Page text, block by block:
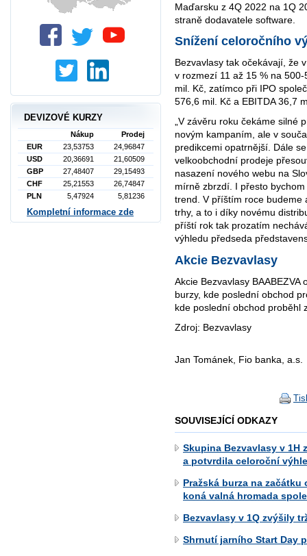
Maďarsku z 4Q 2022 na 1Q
straně dodavatele software.
Snížení celoročního
Bezvavlasy tak očekávají, že
v rozmezí 11 až 15 % na
mil. Kč, zatímco při IPO
576,6 mil. Kč a EBITDA 36,7
„V závěru roku čekáme silné
novým kampaním, ale v
predikcemi opatrnější. Dále
velkoobchodní prodeje
nasazení nového webu na
mírně zbrzdí. I přesto
trend. V příštím roce budeme
trhy, a to i díky novému
příští rok tak prozatím
výhledu předseda
Akcie Bezvavlasy
Akcie Bezvavlasy
burzy, kde poslední obchod
kde poslední obchod proběhl
Zdroj: Bezvavlasy
Jan Tománek, Fio banka, a.s.
SOUVISEJÍCÍ ODKAZY
Skupina Bezvavlasy v 1H
a potvrdila celoroční
Pražská burza na
koná valná hromada
Bezvavlasy v 1Q zvýšily
Shrnutí jarního Start Day
DEVIZOVÉ KURZY
Nákup
Prodej
EUR
23,53753
24,96847
USD
20,36691
21,60509
GBP
27,48407
29,15493
CHF
25,21553
26,74847
PLN
5,47924 5,81236
Kompletní informace zde